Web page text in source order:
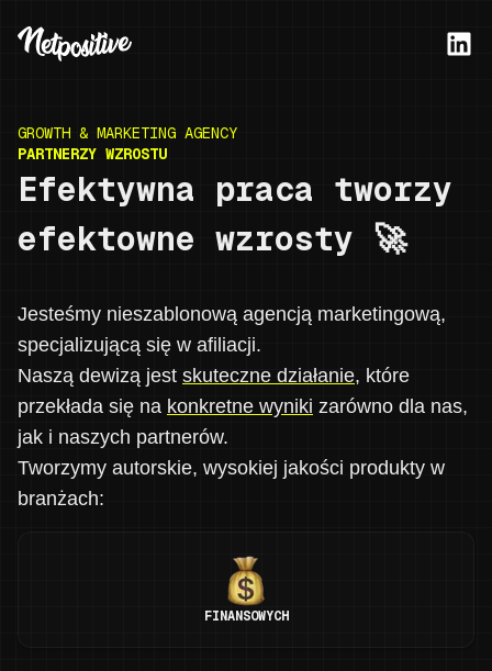
GROWTH & MARKETING AGENCY
PARTNERZY WZROSTU
Efektywna praca tworzy
efektowne wzrosty 🚀
Jesteśmy nieszablonową agencją marketingową,
specjalizującą się w afiliacji.
Naszą dewizą jest skuteczne działanie, które
przekłada się na konkretne wyniki zarówno dla nas,
jak i naszych partnerów.
Tworzymy autorskie, wysokiej jakości produkty w
branżach:
FINANSOWYCH